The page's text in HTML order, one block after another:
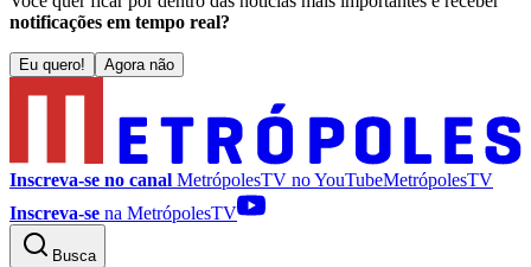
notificações em tempo real?
Eu quero! Agora não
Inscreva-se no canal MetrópolesTV noYouTubeMetrópolesTV
Inscreva-se na MetrópolesTV
Busca